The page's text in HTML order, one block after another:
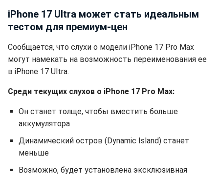
iPhone 17 Ultra может стать идеальным
тестом для премиум-цен
Сообщается, что слухи о модели iPhone 17 Pro Max
могут намекать на возможность переименования ее
в iPhone 17 Ultra.
Среди текущих слухов о iPhone 17 Pro Max:
Он станет толще, чтобы вместить больше
аккумулятора
Динамический остров (Dynamic Island) станет
меньше
Возможно, будет установлена эксклюзивная